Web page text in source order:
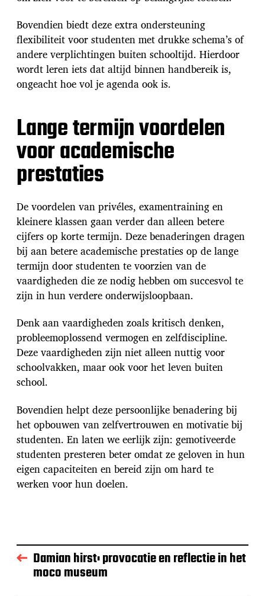
Bovendien biedt deze extra ondersteuning
flexibiliteit voor studenten met drukke schema’s of
andere verplichtingen buiten schooltijd. Hierdoor
wordt leren iets dat altijd binnen handbereik is,
ongeacht hoe vol je agenda ook is.
Lange termijn voordelen
voor academische
prestaties
De voordelen van privéles, examentraining en
kleinere klassen gaan verder dan alleen betere
cijfers op korte termijn. Deze benaderingen dragen
bij aan betere academische prestaties op de lange
termijn door studenten te voorzien van de
vaardigheden die ze nodig hebben om succesvol te
zijn in hun verdere onderwijsloopbaan.
Denk aan vaardigheden zoals kritisch denken,
probleemoplossend vermogen en zelfdiscipline.
Deze vaardigheden zijn niet alleen nuttig voor
schoolvakken, maar ook voor het leven buiten
school.
Bovendien helpt deze persoonlijke benadering bij
het opbouwen van zelfvertrouwen en motivatie bij
studenten. En laten we eerlijk zijn: gemotiveerde
studenten presteren beter omdat ze geloven in hun
eigen capaciteiten en bereid zijn om hard te
werken voor hun doelen.
Damian hirst: provocatie en reflectie in het
moco museum